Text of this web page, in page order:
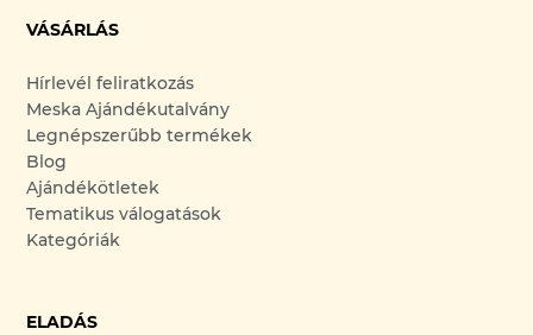
VÁSÁRLÁS
Hírlevél feliratkozás
Meska Ajándékutalvány
Legnépszerűbb termékek
Blog
Ajándékötletek
Tematikus válogatások
Kategóriák
ELADÁS